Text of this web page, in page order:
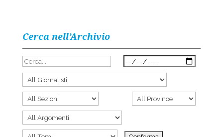
Cerca nell’Archivio